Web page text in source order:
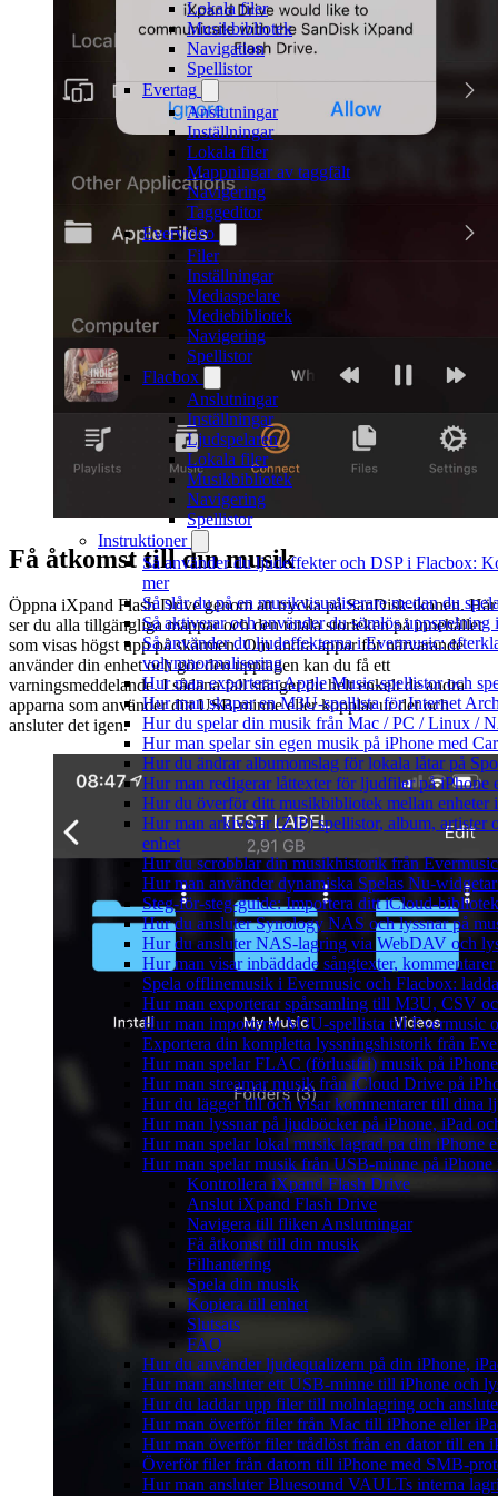
Lokala filer
Musikbibliotek
Navigation
Spellistor
Evertag
Anslutningar
Inställningar
Lokala filer
Mappningar av taggfält
Navigering
Taggeditor
Evervideo
Filer
Inställningar
Mediaspelare
Mediebibliotek
Navigering
Spellistor
Flacbox
Anslutningar
Inställningar
Ljudspelaren
Lokala filer
Musikbibliotek
Navigering
Spellistor
Instruktioner
Så använder du ljudeffekter och DSP i Flacbox:
mer
Så slår du på en musikvisualiserare medan du
Så aktiverar och använder du sömlös uppspelning
Så använder du ljudeffekterna i Evermusic:
volymnormalisering
Hur man exporterar Apple Music-spellistor och
Hur man skapar en M3U-spellista för Internet
Hur du spelar din musik från Mac / PC / Linux /
Hur man spelar sin egen musik på iPhone med
Hur du ändrar albumomslag för lokala låtar på
Hur man redigerar låttexter för ljudfiler på iPhone
Hur du överför ditt musikbibliotek mellan enheter
Hur man arkiverar (ZIP) spellistor, album,
enhet
Hur du scrobblar din musikhistorik från
Hur man använder dynamiska Spelas Nu-
Steg-för-steg-guide: Importera ditt iCloud-
Hur du ansluter Synology NAS och lyssnar på
Hur du ansluter NAS-lagring via WebDAV och
Hur man visar inbäddade sångtexter,
Spela offlinemusik i Evermusic och Flacbox:
Hur man exporterar spårsamling till M3U, CSV
Hur man importerar M3U-spellista till Evermusic
Exportera din kompletta lyssningshistorik från
Hur man spelar FLAC (förlustfri) musik på iPhone
Hur man streamar musik från iCloud Drive på
Hur du lägger till och visar kommentarer till dina
Hur man lyssnar på ljudböcker på iPhone, iPad
Hur man spelar lokal musik lagrad pa din iPhone
Hur man spelar musik från USB-minne på
Kontrollera iXpand Flash Drive
Anslut iXpand Flash Drive
Navigera till fliken Anslutningar
Få åtkomst till din musik
Filhantering
Spela din musik
Kopiera till enhet
Slutsats
FAQ
Hur du använder ljudequalizern på din iPhone,
Hur man ansluter ett USB-minne till iPhone och
Hur du laddar upp filer till molnlagring och
Hur man överför filer från Mac till iPhone eller
Hur man överför filer trådlöst från en dator till en
Överför filer från datorn till iPhone med SMB-
Hur man ansluter Bluesound VAULTs interna
Få åtkomst till din musik
Öppna iXpand Flash Drive genom att trycka på SanDisk-ikonen. Här
ser du alla tillgängliga mappar och den totala storleken på innehållet
som visas högst upp på skärmen. Om andra appar för närvarande
använder din enhet och gör den upptagen kan du få ett
varningsmeddelande. I sådana fall stänger du helt enkelt de andra
apparna som använder ditt USB-minne eller kopplar ur det och
ansluter det igen.